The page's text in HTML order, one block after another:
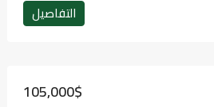
التفاصيل
105,000$